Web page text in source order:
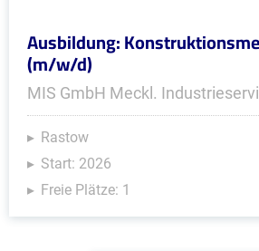
Ausbildung:
(m/w/d)
MIS GmbH Meckl.
Rastow
Start: 2026
Freie Plätze: 1